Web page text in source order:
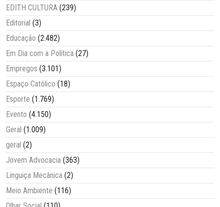
EDITH CULTURA (239)
Editorial (3)
Educação (2.482)
Em Dia com a Política (27)
Empregos (3.101)
Espaço Católico (18)
Esporte (1.769)
Evento (4.150)
Geral (1.009)
geral (2)
Jovem Advocacia (363)
Linguiça Mecânica (2)
Meio Ambiente (116)